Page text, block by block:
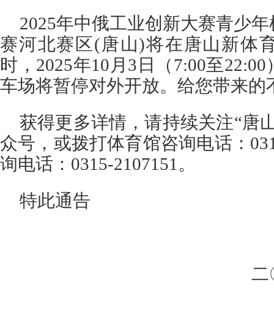
2025年中俄工业创新大赛青少
赛河北赛区(唐山)将在唐山新体
时，2025年10月3日（7:00至
车场将暂停对外开放。给您带来的
获得更多详情，请持续关注“唐
众号，或拨打体育馆咨询电话：
询电话：0315-2107151。
特此通告
二